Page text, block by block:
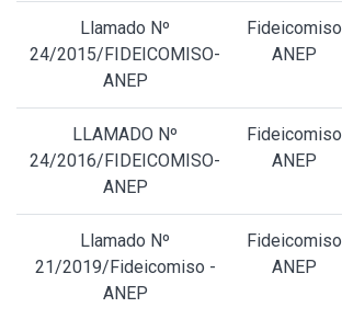
Llamado Nº
24/2015/FIDEICOMISO-
ANEP
Fideicomiso
ANEP
LLAMADO Nº
24/2016/FIDEICOMISO-
ANEP
Fideicomiso
ANEP
Llamado Nº
21/2019/Fideicomiso -
ANEP
Fideicomiso
ANEP